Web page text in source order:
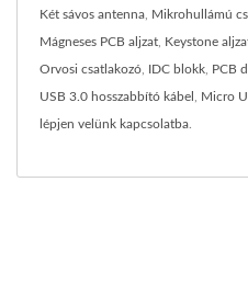
Két sávos antenna Mikrohullámú
Mágneses PCB aljzat Keystone
Orvosi csatlakozó IDC blokk PCB
USB 3.0 hosszabbító kábel Micro
lépjen velünk kapcsolatba